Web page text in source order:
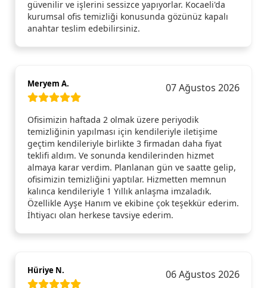
güvenilir ve işlerini sessizce yapıyorlar. Kocaeli'da
kurumsal ofis temizliği konusunda gözünüz kapalı
anahtar teslim edebilirsiniz.
Meryem A. 07 Ağustos 2026
Ofisimizin haftada 2 olmak üzere periyodik
temizliğinin yapılması için kendileriyle iletişime
geçtim kendileriyle birlikte 3 firmadan daha fiyat
teklifi aldım. Ve sonunda kendilerinden hizmet
almaya karar verdim. Planlanan gün ve saatte gelip,
ofisimizin temizliğini yaptılar. Hizmetten memnun
kalınca kendileriyle 1 Yıllık anlaşma imzaladık.
Özellikle Ayşe Hanım ve ekibine çok teşekkür ederim.
İhtiyacı olan herkese tavsiye ederim.
Hüriye N. 06 Ağustos 2026